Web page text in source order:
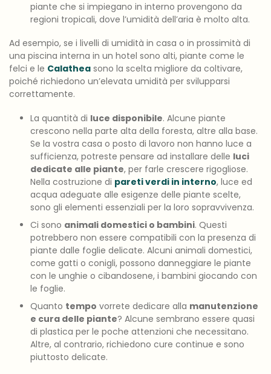
piante che si impiegano in interno provengono da
regioni tropicali, dove l’umidità dell’aria è molto alta.
Ad esempio, se i livelli di umidità in casa o in prossimità di
una piscina interna in un hotel sono alti, piante come le
felci e le Calathea sono la scelta migliore da coltivare,
poiché richiedono un’elevata umidità per svilupparsi
correttamente.
La quantità di luce disponibile. Alcune piante
crescono nella parte alta della foresta, altre alla base.
Se la vostra casa o posto di lavoro non hanno luce a
sufficienza, potreste pensare ad installare delle luci
dedicate alle piante, per farle crescere rigogliose.
Nella costruzione di pareti verdi in interno, luce ed
acqua adeguate alle esigenze delle piante scelte,
sono gli elementi essenziali per la loro sopravvivenza.
Ci sono animali domestici o bambini. Questi
potrebbero non essere compatibili con la presenza di
piante dalle foglie delicate. Alcuni animali domestici,
come gatti o conigli, possono danneggiare le piante
con le unghie o cibandosene, i bambini giocando con
le foglie.
Quanto tempo vorrete dedicare alla manutenzione
e cura delle piante? Alcune sembrano essere quasi
di plastica per le poche attenzioni che necessitano.
Altre, al contrario, richiedono cure continue e sono
piuttosto delicate.